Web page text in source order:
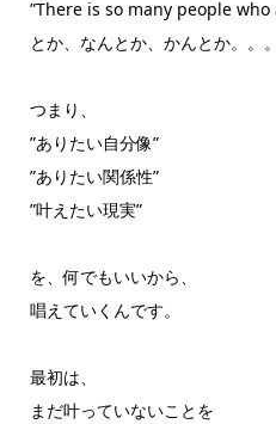
”There is so many people
とか、なんとか、かんとか。。。
つまり、
”ありたい自分像”
”ありたい関係性”
”叶えたい現実”
を、何でもいいから、
唱えていくんです。
最初は、
まだ叶っていないことを